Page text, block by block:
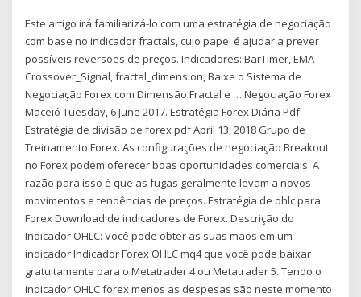
Este artigo irá familiarizá-lo com uma estratégia de negociação
com base no indicador fractals, cujo papel é ajudar a prever
possíveis reversões de preços. Indicadores: BarTimer, EMA-
Crossover_Signal, fractal_dimension, Baixe o Sistema de
Negociação Forex com Dimensão Fractal e … Negociação Forex
Maceió Tuesday, 6 June 2017. Estratégia Forex Diária Pdf
Estratégia de divisão de forex pdf April 13, 2018 Grupo de
Treinamento Forex. As configurações de negociação Breakout
no Forex podem oferecer boas oportunidades comerciais. A
razão para isso é que as fugas geralmente levam a novos
movimentos e tendências de preços. Estratégia de ohlc para
Forex Download de indicadores de Forex. Descrição do
Indicador OHLC: Você pode obter as suas mãos em um
indicador Indicador Forex OHLC mq4 que você pode baixar
gratuitamente para o Metatrader 4 ou Metatrader 5. Tendo o
indicador OHLC forex menos as despesas são neste momento